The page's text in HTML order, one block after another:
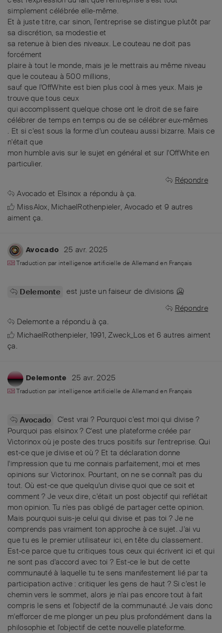
simplement célébrée elle-même.
Et à juste titre, car sinon, l'entreprise se distingue plutôt par
sa discrétion, sa modestie et
sa retenue à bien des niveaux. Le couteau ne doit pas
forcément
plaire à tout le monde, mais je le mettrais au même niveau
que le couteau à 500 millions,
sauf que l'OffWhite est bien plus cool à mes yeux. Mais je
trouve que tous ceux
qui accomplissent quelque chose ont le droit de se faire
célébrer de temps en temps ou de se célébrer eux-mêmes
. Et si c'est sous la forme d'un couteau aussi bizarre. Mais ce
n'était que
mon humble avis sur le sujet en général et sur l'OffWhite en
particulier.
Répondre
Avocado et Elsinox a répondu à ça.
MissAlox, MichaelRothenpieler, Avocado et 9 autres
aiment ça.
Avocado 25 avr. 2025
Traduction par intelligence artificielle de Allemand en Français
Delemonte est juste un faiseur de divisions 🥶
Répondre
Delemonte a répondu à ça.
MichaelRothenpieler, 1991,Zweck_Los et6 autres aiment
ça.
Delemonte 25 avr. 2025
Traduction par intelligence artificielle de Allemand en Français
Avocado
C'est vrai ? Pourquoi c'est moi qui divise ?
Pourquoi pas elsinox ? C'est une plateforme créée par
Victorinox où je poste des trucs positifs sur l'entreprise. Qui
est-ce que je divise et où ? Et ta déclaration donne
l'impression que tu me connais parfaitement, moi et mes
opinions sur Victorinox. Pourtant, on ne se connaît pas du
tout. Où est-ce que quelqu'un divise quoi que ce soit et
comment ? Je veux dire, c'était un post objectif qui reflétait
mon opinion. Tu n'es pas obligé de partager cette opinion.
Mais pourquoi suis-je celui qui divise et pas toi ? Je ne
comprends pas vraiment ton approche à ce sujet. J'ai vu
que tu es le premier utilisateur ici, en tête du classement.
Est-ce parce que tu critiques tous ceux qui écrivent ici et qui
ne sont pas d'accord avec toi ? Est-ce le but de cette
communauté à laquelle tu te sens manifestement lié par ta
participation active : critiquer les gens de haut ? Si c'est le
chemin vers le sommet, alors je n'ai pas encore tout à fait
compris le sens et l'objectif de la communauté. Je vais donc
m'efforcer de me plonger un peu plus profondément dans la
philosophie et l'objectif de cette nouvelle plateforme.